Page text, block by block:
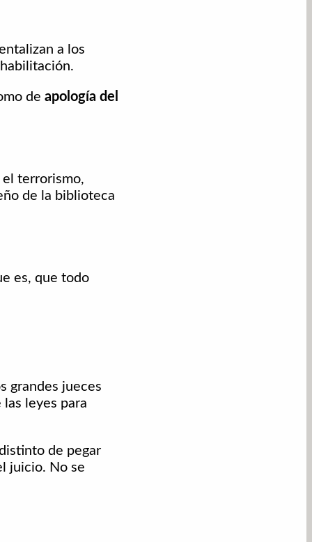
a los
de apología del
terrorismo,
de la biblioteca
es, que todo
grandes jueces
leyes para
de pegar
juicio. No se